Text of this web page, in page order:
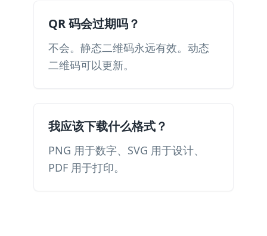
QR 码会过期吗？
不会。静态二维码永远有效。动态
二维码可以更新。
我应该下载什么格式？
PNG 用于数字、SVG 用于设计、
PDF 用于打印。